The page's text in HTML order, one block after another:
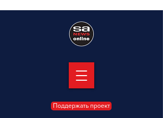
Поддержать проект